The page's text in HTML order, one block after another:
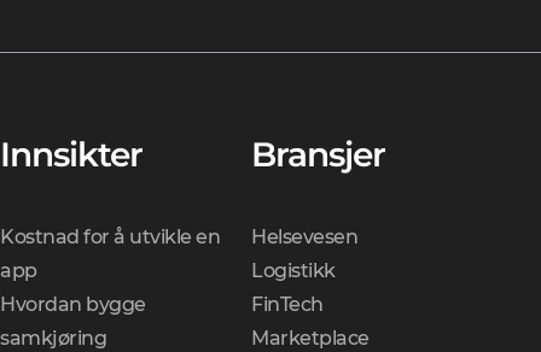
Innsikter
Kostnad for å utvikle en
app
Hvordan bygge
samkjøring
Bransjer
Helsevesen
Logistikk
FinTech
Marketplace